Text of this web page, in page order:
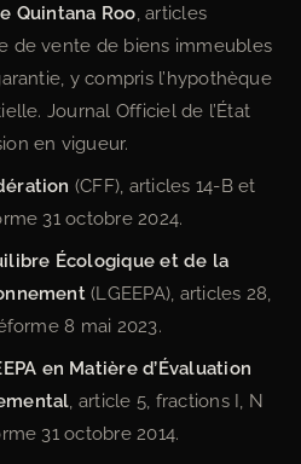
Quintana Roo , articles
de vente de biens immeubles
y compris l’hypothèque
Journal Officiel de l’État
en vigueur.
(CFF), articles 14-B et
31 octobre 2024.
Écologique et de la
(LGEEPA), articles 28,
8 mai 2023.
en Matière d’Évaluation
, article 5, fractions I, N
31 octobre 2014.